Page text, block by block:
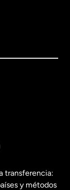
transferencia:
y métodos